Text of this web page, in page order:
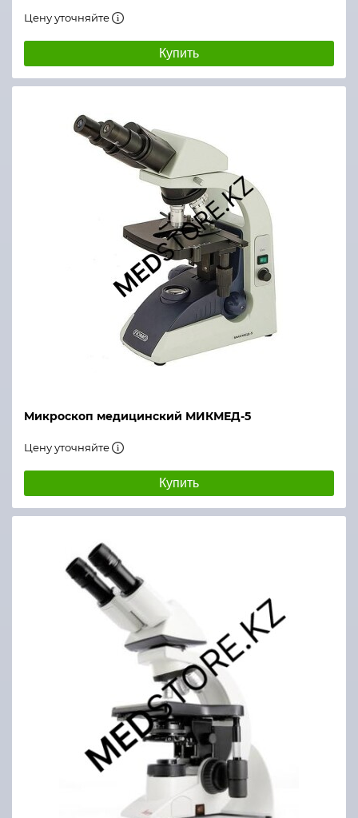
Цену уточняйте
Купить
Микроскоп медицинский МИКМЕД-5
Цену уточняйте
Купить